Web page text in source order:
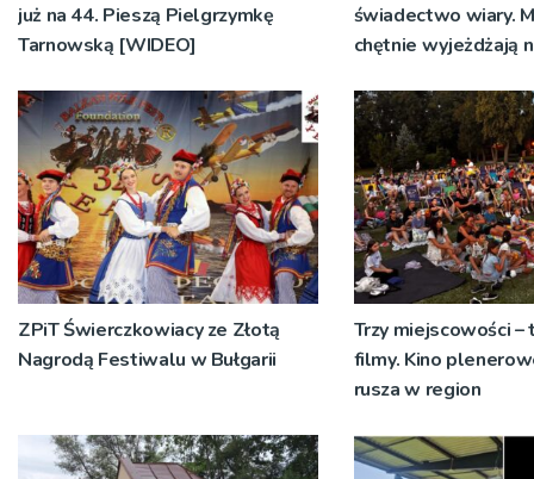
już na 44. Pieszą Pielgrzymkę
Tarnowską [WIDEO]
świadectwo wiary.
chętnie wyjeżdżają
ZPiT Świerczkowiacy ze Złotą
Nagrodą Festiwalu w Bułgarii
Trzy miejscowości –
filmy. Kino
rusza w region